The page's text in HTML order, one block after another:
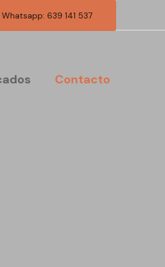
Whatsapp: 639 141 537
Contacto